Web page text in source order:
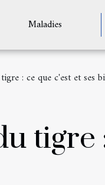
Maladies
: ce que c'est et ses
tigre